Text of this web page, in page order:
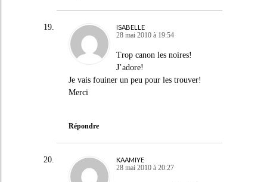
ISABELLE
28 mai 2010 à 19:54
Trop canon les noires!
J’adore!
Je vais fouiner un peu pour les trouver!
Merci
Répondre
KAAMIYE
28 mai 2010 à 20:27